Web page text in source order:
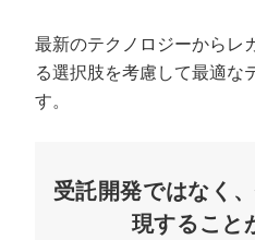
最新のテクノロジーからレ
る選択肢を考慮して最適な
す。
受託開発ではなく
現すること